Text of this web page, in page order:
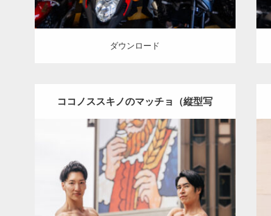
ダウンロード
ココノススキノのマッチョ（縦型写
真）
Update:2026.07.21
Category:
ココノススキノのマッチョ
レンジの人 SOSUKEAKIHITO(細マッ
チョ)
大胸筋 肩 札幌（北海道）